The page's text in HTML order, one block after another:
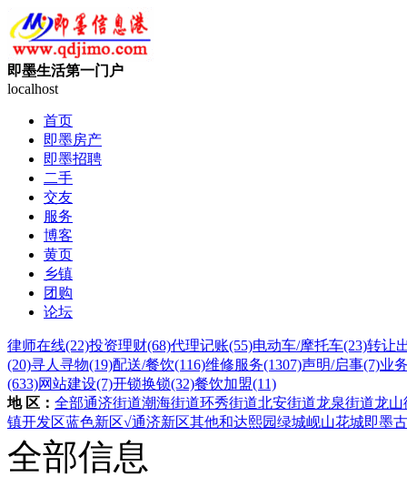
即墨生活第一门户
localhost
首页
即墨房产
即墨招聘
二手
交友
服务
博客
黄页
乡镇
团购
论坛
律师在线(22)投资理财(68)代理记账(55)电动车/摩托车(23)转让
(20)寻人寻物(19)配送/餐饮(116)维修服务(1307)声明/启事(7)业
(633)网站建设(7)开锁换锁(32)餐饮加盟(11)
地 区： 全部通济街道潮海街道环秀街道北安街道龙泉街道龙山
镇开发区蓝色新区√通济新区其他和达熙园绿城岘山花城即墨
全部信息